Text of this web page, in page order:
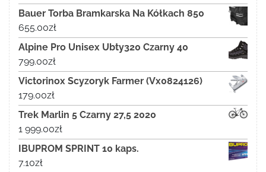
Bauer Torba Bramkarska Na Kółkach 850
655.00zł
Alpine Pro Unisex Ubty320 Czarny 40
799.00zł
Victorinox Scyzoryk Farmer (Vx0824126)
179.00zł
Trek Marlin 5 Czarny 27,5 2020
1 999.00zł
IBUPROM SPRINT 10 kaps.
7.10zł